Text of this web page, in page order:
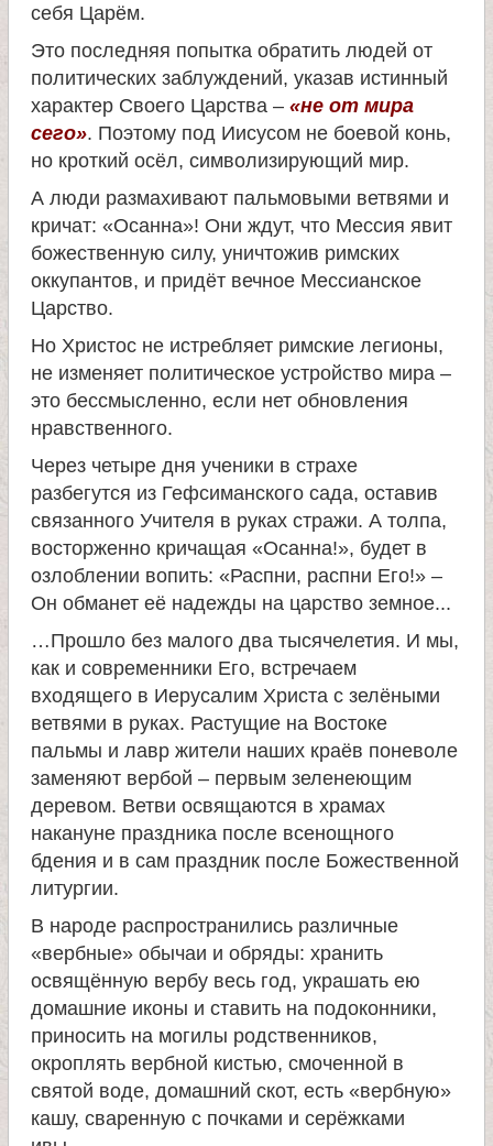
л
и
е
л
я
П
н
л
и
м
о
н
а
себя Царём.
Это последняя попытка обратить людей от
политических заблуждений, указав истинный
характер Своего Царства – «не от мира
сего». Поэтому под Иисусом не боевой конь,
но кроткий осёл, символизирующий мир.
А люди размахивают пальмовыми ветвями и
кричат: «Осанна»! Они ждут, что Мессия явит
божественную силу, уничтожив римских
оккупантов, и придёт вечное Мессианское
Царство.
Но Христос не истребляет римские легионы,
не изменяет политическое устройство мира –
это бессмысленно, если нет обновления
нравственного.
Через четыре дня ученики в страхе
разбегутся из Гефсиманского сада, оставив
связанного Учителя в руках стражи. А толпа,
восторженно кричащая «Осанна!», будет в
озлоблении вопить: «Распни, распни Его!» –
Он обманет её надежды на царство земное...
…Прошло без малого два тысячелетия. И мы,
как и современники Его, встречаем
входящего в Иерусалим Христа с зелёными
ветвями в руках. Растущие на Востоке
пальмы и лавр жители наших краёв поневоле
заменяют вербой – первым зеленеющим
деревом. Ветви освящаются в храмах
накануне праздника после всенощного
бдения и в сам праздник после Божественной
литургии.
В народе распространились различные
«вербные» обычаи и обряды: хранить
освящённую вербу весь год, украшать ею
домашние иконы и ставить на подоконники,
приносить на могилы родственников,
окроплять вербной кистью, смоченной в
святой воде, домашний скот, есть «вербную»
кашу, сваренную с почками и серёжками